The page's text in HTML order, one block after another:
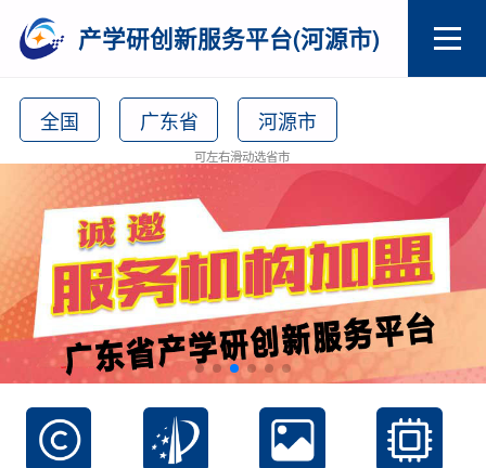
产学研创新服务平台(河源市)
全国 广东省 河源市
可左右滑动选省市